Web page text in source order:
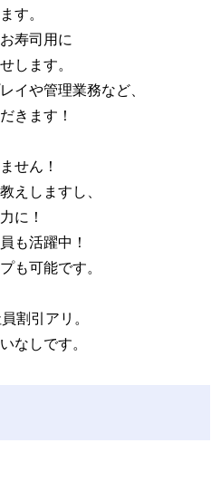
す。
寿司用に
します。
イや管理業務など、
きます！
せん！
えしますし、
に！
も活躍中！
も可能です。
割引アリ。
なしです。